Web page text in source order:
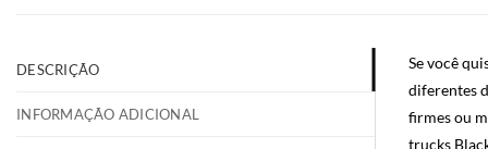
DESCRIÇÃO
INFORMAÇÃO ADICIONAL
Se você
diferentes
firmes ou
trucks